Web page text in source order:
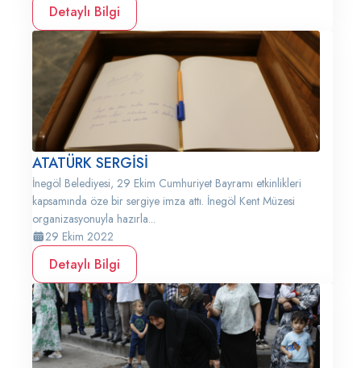
Detaylı Bilgi
ATATÜRK SERGİSİ
İnegöl Belediyesi, 29 Ekim Cumhuriyet Bayramı etkinlikleri
kapsamında öze bir sergiye imza attı. İnegöl Kent Müzesi
organizasyonuyla hazırla...
29 Ekim 2022
Detaylı Bilgi